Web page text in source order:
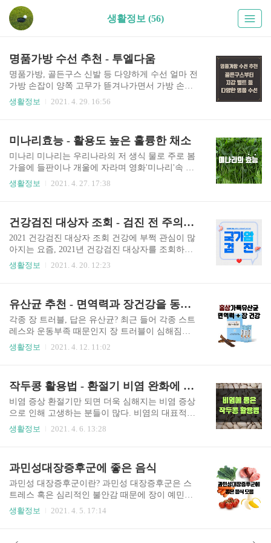
생활정보 (56)
명품가방 수선 추천 - 투엘다움
명품가방, 골든구스 신발 등 다양하게 수선 얼마 전
가방 손잡이 양쪽 고무가 뜯겨나가면서 가방 손잡
이를 수선할 곳을 찾고 있었다. 한 2년 열심히 들고
다. 인터넷에 가방 수선 검색을 하던 중 생활의 달
인에 가방 수선 달인으로 나왔다는 곳이 보여 전화
를 걸어보니 손잡이 수선이 가능하다고 해서 그날
바로 방문하기로 했다. 알고 보니 사장님이 생활의
달인뿐만 아니라 서민 갑부, 극한직업, 성공스토리
영상들이 올라와있다. 실제로 수선했다는 가방을
보니 복원 후 정말 어디..
생활정보 2021. 4. 29. 16:56
미나리효능 - 활용도 높은 훌륭한 채소
미나리 미나리는 우리나라의 저 생식 물로 주로 봄
가을에 들판이나 개울에 자라며 영화'미나리'속 순
자의 대사처럼 습기가 있고 약간 그늘진 곳이라면
는 곳도 많아졌다. 미나리의 효능 미나리는 해충의
피해에도 강하며 알카리성 음식으로 혈액의 산성
화를 막고 정화하는 효과가 있다. 뿐만 아니라 고혈
압과 간질환을 예방하고, 몸속의 중금속을 배출해
해독작용을 돕는다. 동의보감에서도 미나리는 갈
병, 음주 후의 두통이나 구토에 효과적이며 김치를
담가 먹거나 삶아서, 혹은 날..
생활정보 2021. 4. 27. 17:38
건강검진 대상자 조회 - 검진 전 주의사항 정리
2021 건강검진 대상자 조회 건강에 부쩍 관심이 많
아지는 요즘, 2021년 건강검진 대상자를 조회하는
방법에 대해 소개해볼까 한다. 국가 건강 검진이란
한 번 무료로 제공받는다. 홀수 해에는 홀수년 생,
짝수 해에는 짝수년 생이 무료로 받을 수 있다. 통
상적으로 본인이 건강검진 대상자에 해당되는 경
우 국민 건강 공단에서 건강 검진표를 받을 수 있는
데 이때 검진표를 지참하여 해당 병원에 방문하면
작한 지 1년 뒤부터 건강검진 대상자에 포함되며
재직 기간이 1년 미만인..
생활정보 2021. 4. 20. 12:23
유산균 추천 - 면역력과 장건강을 동시에! 홍삼가득유산균
각종 장 트러블, 답은 유산균? 최근 들어 각종 스트
레스와 운동부족 때문인지 장 트러블이 심해짐을
느끼고 이를 완화시켜보고자 유산균을 먹기 시작
끄러운 장음(배 안고픈데 꼬르륵 소리) 등이다. 예
전 일화로 그래비티라는 아주 고요한 우주영화를
보러 간 적이 있었는데 하필 고요한 영화라서 시끄
러운 장음 때문에 곤욕을 치렀던 적이 있다. 딱히
배변활동에 문제가 있는 것은 아니지만 복부 가스
이오틱스의 역할 우리의 몸 안에는 수많은 유익균
과 유해균이 사투를 벌이는데, 프로..
생활정보 2021. 4. 12. 11:02
작두콩 활용법 - 환절기 비염 완화에 좋은 음식
비염 증상 환절기만 되면 더욱 심해지는 비염 증상
으로 인해 고생하는 분들이 많다. 비염의 대표적인
증상으로는 콧물, 재채기, 코막힘 등이 있으며 비점
이 많이 함유된 음식을 챙겨 먹는 게 도움이 된다.
단백질이 많은 음식 - 달걀, 검은콩, 두부, 닭가슴살
비타민이 많은 채소와 견과류 - 당근, 토마토, 브로
콜리, 땅콩, 아몬드 미네랄이 많은 음식 - 감자, 고
구마, 현미, 미역 비염 완화에 도움되는 작두콩차
바쁜 일상이나 불규칙한 생활 때문에 일일이 챙겨
생활정보 2021. 4. 6. 13:28
과민성대장증후군에 좋은 음식
과민성 대장증후군이란? 과민성 대장증후군은 스
트레스 혹은 심리적인 불안감 때문에 장이 예민하
고 불안정하게 반응하며 생기는 증상으로 변비형,
잘 받는 유형의 사람에게 많이 나타나며 남성보다
생활정보 2021. 4. 5. 17:14